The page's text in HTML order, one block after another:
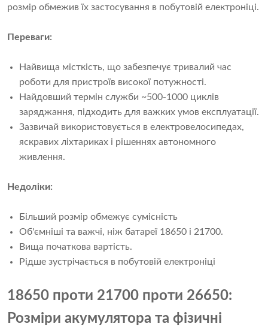
розмір обмежив їх застосування в побутовій електроніці.
Переваги:
Найвища місткість, що забезпечує тривалий час
роботи для пристроїв високої потужності.
Найдовший термін служби ~500-1000 циклів
заряджання, підходить для важких умов експлуатації.
Зазвичай використовується в електровелосипедах,
яскравих ліхтариках і рішеннях автономного
живлення.
Недоліки:
Більший розмір обмежує сумісність
Об'ємніші та важчі, ніж батареї 18650 і 21700.
Вища початкова вартість.
Рідше зустрічається в побутовій електроніці
18650 проти 21700 проти 26650:
Розміри акумулятора та фізичні